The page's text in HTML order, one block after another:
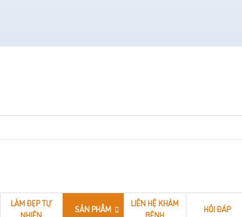
LÀM ĐẸP TỰ
SẢN PHẨM
LIÊN HỆ KHÁM
HỎI ĐÁP